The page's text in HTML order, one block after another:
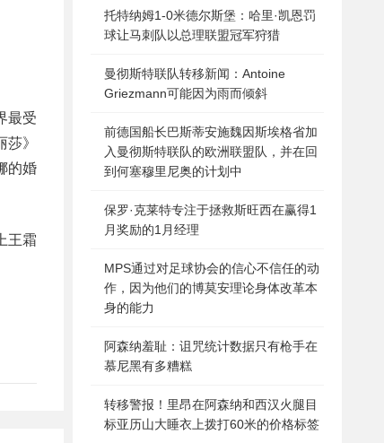
最受
》
的婚
王霜
托特纳姆1-0米德尔斯堡：哈里·凯恩罚
球让马刺队以总理联盟冠军狩猎
曼彻斯特联队转移新闻：Antoine
Griezmann可能因为雨而倾斜
前德国船长巴斯蒂安施魏因斯埃格省加
入曼彻斯特联队的欧洲联盟队，并在回
到何塞穆里尼奥的计划中
保罗·克莱特专注于拯救斯旺西在赢得1
月奖励的1月经理
MPS通过对足球协会的信心不信任的动
作，因为他们的博莫安理论身体改革本
身的能力
阿森纳羞耻：诅咒统计数据只有枪手在
慕尼黑有多糟糕
转移警报！里昂在阿森纳和西汉火腿目
标亚历山大睡衣上拨打60米的价格标签